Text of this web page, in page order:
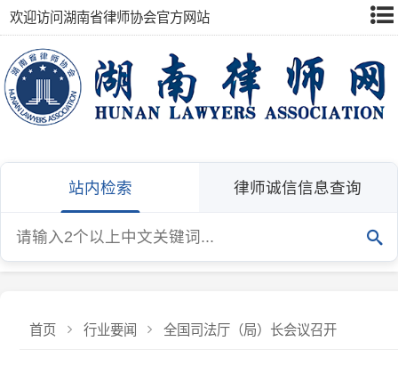
欢迎访问湖南省律师协会官方网站